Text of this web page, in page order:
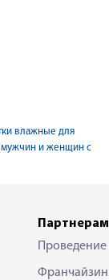
влажные для
мужчин и женщин с
Партнерам
Проведение